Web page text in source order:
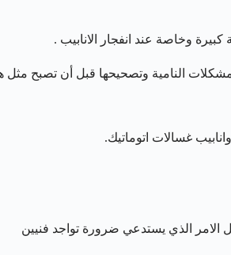
وخاصة عند انفجار الانابيب .
النامية وتصحيحها قبل أن تصبح مثل
غسالات اتوماتيك.
الامر الذي يستدعي ضرورة تواجد فنيين